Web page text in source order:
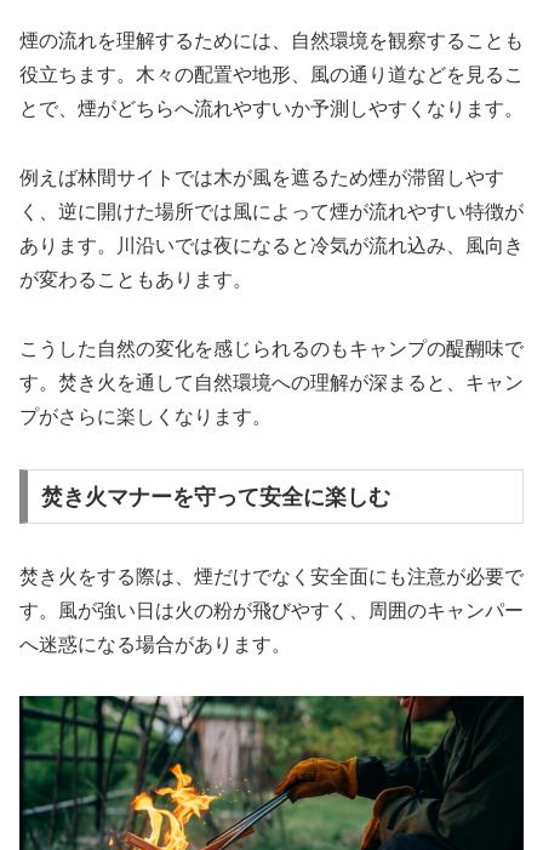
煙の流れを理解するためには、自然環境を観察することも
役立ちます。木々の配置や地形、風の通り道などを見るこ
とで、煙がどちらへ流れやすいか予測しやすくなります。
例えば林間サイトでは木が風を遮るため煙が滞留しやす
く、逆に開けた場所では風によって煙が流れやすい特徴が
あります。川沿いでは夜になると冷気が流れ込み、風向き
が変わることもあります。
こうした自然の変化を感じられるのもキャンプの醍醐味で
す。焚き火を通して自然環境への理解が深まると、キャン
プがさらに楽しくなります。
焚き火マナーを守って安全に楽しむ
焚き火をする際は、煙だけでなく安全面にも注意が必要で
す。風が強い日は火の粉が飛びやすく、周囲のキャンパー
へ迷惑になる場合があります。